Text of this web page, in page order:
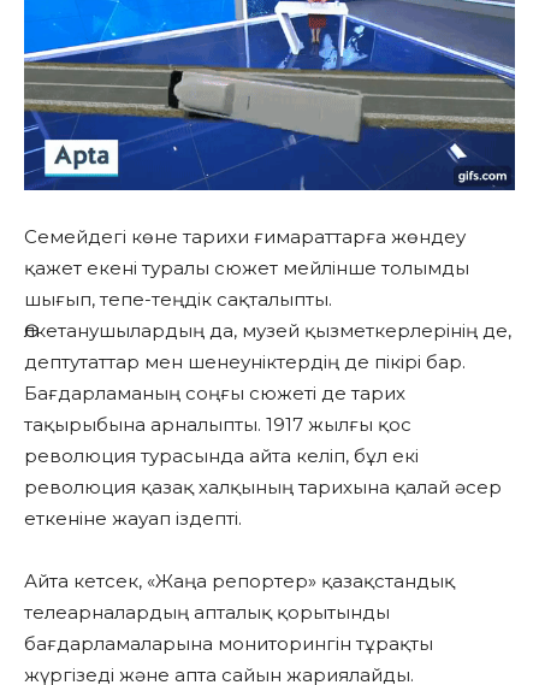
Семейдегі көне тарихи ғимараттарға жөндеу
қажет екені туралы сюжет мейлінше толымды
шығып, тепе-теңдік сақталыпты.
Өлкетанушылардың да, музей қызметкерлерінің де,
дептутаттар мен шенеуніктердің де пікірі бар.
Бағдарламаның соңғы сюжеті де тарих
тақырыбына арналыпты. 1917 жылғы қос
революция турасында айта келіп, бұл екі
революция қазақ халқының тарихына қалай әсер
еткеніне жауап іздепті.
Айта кетсек, «Жаңа репортер» қазақстандық
телеарналардың апталық қорытынды
бағдарламаларына мониторингін тұрақты
жүргізеді және апта сайын жариялайды.